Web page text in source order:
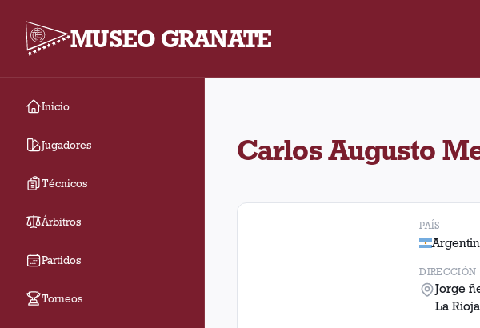
MUSEO GRANATE
Inicio
Jugadores
Técnicos
Árbitros
Partidos
Torneos
Carlos Augusto
PAÍS
DIRECCIÓN
Jorge
La Rioja